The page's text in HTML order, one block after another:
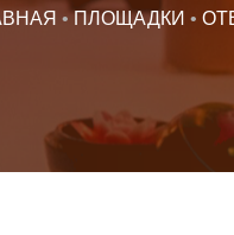
• ПЛОЩАДКИ •
даю согласие ООО «Империя-
данных в целях
Политике
Согласию на обработку